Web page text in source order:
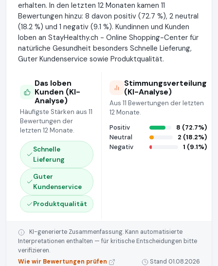
erhalten. In den letzten 12 Monaten kamen 11
Bewertungen hinzu: 8 davon positiv (72.7 %), 2 neutral
(18.2 %) und 1 negativ (9.1 %). Kundinnen und Kunden
loben an StayHealthy.ch - Online Shopping-Center für
natürliche Gesundheit besonders Schnelle Lieferung,
Guter Kundenservice sowie Produktqualität.
Das loben
Kunden (KI-
Analyse)
Häufigste Stärken aus 11
Bewertungen der
letzten 12 Monate.
Schnelle
Lieferung
Guter
Kundenservice
Produktqualität
Stimmungsverteilung
(KI-Analyse)
Aus 11 Bewertungen der letzten
12 Monate.
Positiv
8 (72.7%)
Neutral
2 (18.2%)
Negativ
1 (9.1%)
KI-generierte Zusammenfassung. Kann automatisierte
Interpretationen enthalten — für kritische Entscheidungen bitte
verifizieren.
Wie wir Bewertungen prüfen
Stand 01.08.2026